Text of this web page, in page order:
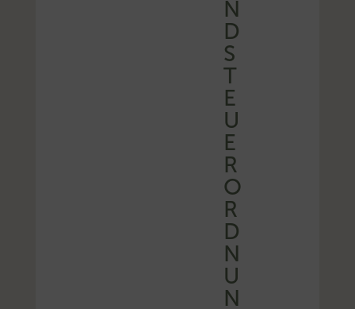
N
D
S
T
E
U
E
R
O
R
D
N
U
N